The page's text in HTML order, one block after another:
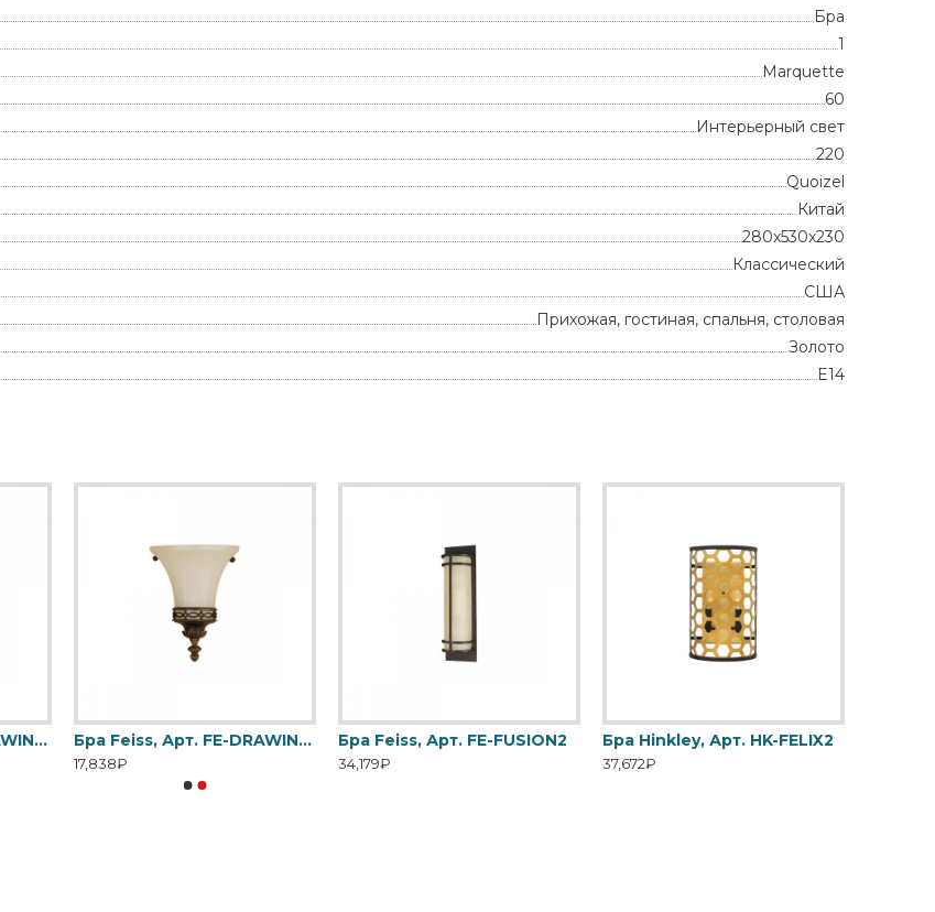
Бра
1
Marquette
60
Интерьерный свет
220
Quoizel
Китай
280x530x230
Классический
CША
Прихожая, гостиная, спальня, столовая
Золото
E14
Бра Feiss, Арт. FE-DRAWING-ROOM-WU1 Бра Feiss, Арт. FE-DRAWING-ROOM-WU2
17,838₽
Бра Feiss, Арт. FE-FUSION2
34,179₽
Бра Hinkley, Арт. HK-FELIX2
37,672₽